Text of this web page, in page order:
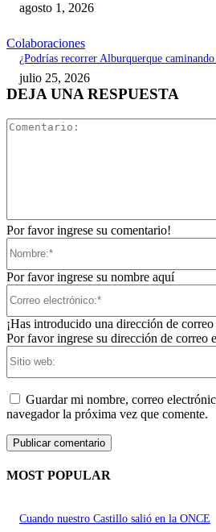
agosto 1, 2026
Colaboraciones
¿Podrías recorrer Alburquerque
julio 25, 2026
DEJA UNA RESPUESTA
Por favor ingrese su comentario!
Por favor ingrese su nombre aquí
¡Has introducido una dirección de
Por favor ingrese su dirección de correo
Guardar mi nombre, correo
navegador la próxima vez que comente.
MOST POPULAR
Cuando nuestro Castillo salió en la ONCE